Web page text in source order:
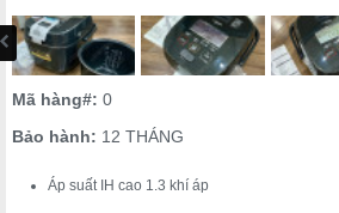
Mã hàng#: 0
Bảo hành: 12 THÁNG
Áp suất IH cao 1.3 khí áp